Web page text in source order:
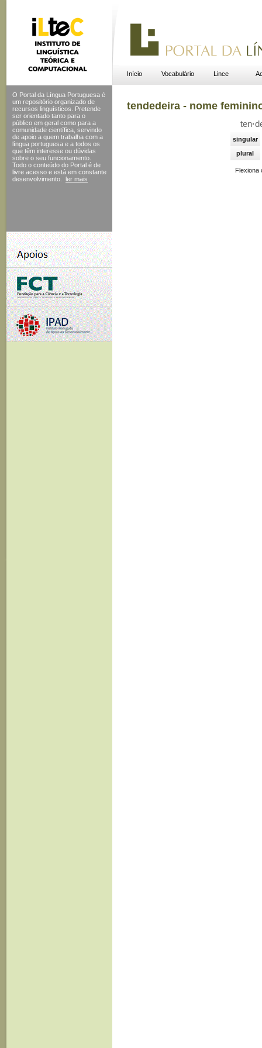
Início Vocabulário Lince
O Portal da Língua Portuguesa é
um repositório organizado de
recursos linguísticos. Pretende
ser orientado tanto para o
público em geral como para a
comunidade científica, servindo
de apoio a quem trabalha com a
língua portuguesa e a todos os
que têm interesse ou dúvidas
sobre o seu funcionamento.
Todo o conteúdo do Portal é de
livre acesso e está em constante
desenvolvimento.
ler mais
tendedeira - nome
ten·
singular
plural
Flexiona